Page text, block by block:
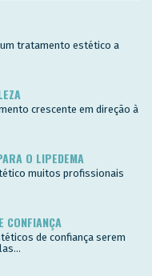
tratamento estético a
crescente em direção à
O LIPEDEMA
muitos profissionais
CONFIANÇA
de confiança serem